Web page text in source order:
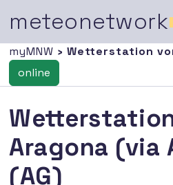
meteonetwork
myMNW › Wetterstation
online
Aragona (via
(AG)